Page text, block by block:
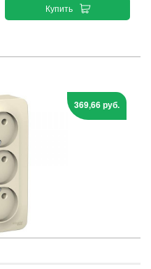
Купить
369,66 руб.